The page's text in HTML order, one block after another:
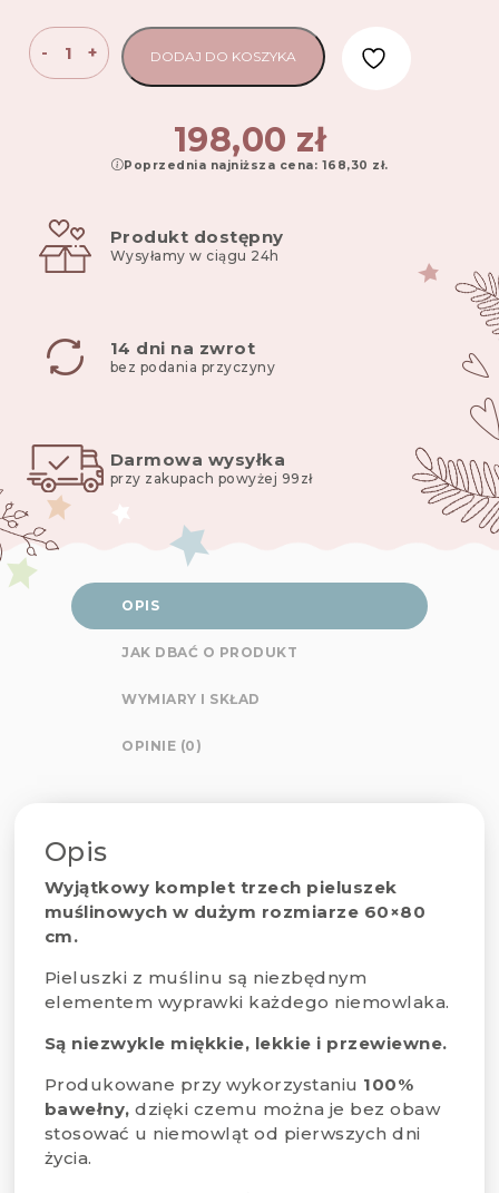
-
ilość
Komplet
rainbow
cm
+ DODAJ DO KOSZYKA
198,00 zł
Poprzednia najniższa cena: 168,30 zł.
Produkt dostępny
Wysyłamy w ciągu 24h
14 dni na zwrot
bez podania przyczyny
Darmowa wysyłka
przy zakupach powyżej 99zł
OPIS
JAK DBAĆ O PRODUKT
WYMIARY I SKŁAD
OPINIE (0)
Opis
Wyjątkowy komplet trzech pieluszek
muślinowych w dużym rozmiarze 60×80
cm.
Pieluszki z muślinu są niezbędnym
elementem wyprawki każdego niemowlaka.
Są niezwykle miękkie, lekkie i przewiewne.
Produkowane przy wykorzystaniu 100%
bawełny,dzięki czemu można je bez obaw
stosować u niemowląt od pierwszych dni
życia.